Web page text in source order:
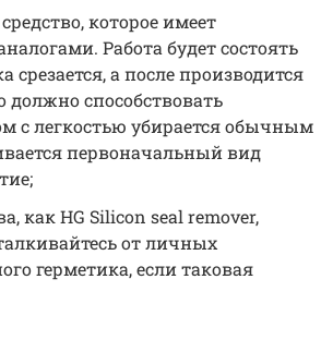
которое имеет
Работа будет состоять
срезается, а после производится
способствовать
с легкостью убирается обычным
первоначальный вид
как HG Silicon seal remover,
от личных
герметика, если таковая